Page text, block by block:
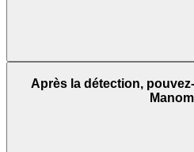
Après la détection,